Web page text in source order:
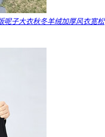
呢子大衣秋冬羊绒加厚风衣宽松